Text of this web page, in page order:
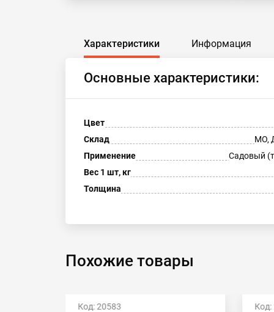
Характеристики Информация
Основные характеристики:
Цвет
Склад
МО,
Применение
Садовый
Вес 1 шт, кг
Толщина
Похожие товары
Код: 20583 Код: